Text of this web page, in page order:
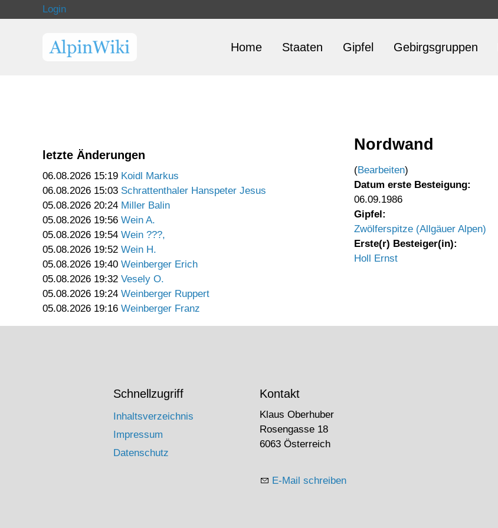
Login
Home Staaten Gipfel Gebirgsgruppen
letzte Änderungen
06.08.2026 15:19 Koidl Markus
06.08.2026 15:03 Schrattenthaler Hanspeter Jesus
05.08.2026 20:24 Miller Balin
05.08.2026 19:56 Wein A.
05.08.2026 19:54 Wein ???,
05.08.2026 19:52 Wein H.
05.08.2026 19:40 Weinberger Erich
05.08.2026 19:32 Vesely O.
05.08.2026 19:24 Weinberger Ruppert
05.08.2026 19:16 Weinberger Franz
Nordwand
(Bearbeiten)
Datum erste Besteigung:
06.09.1986
Gipfel:
Zwölferspitze (Allgäuer Alpen)
Erste(r) Besteiger(in):
Holl Ernst
Schnellzugriff
Inhaltsverzeichnis
Impressum
Datenschutz
Kontakt
Klaus Oberhuber
Rosengasse 18
6063 Österreich
E-Mail schreiben